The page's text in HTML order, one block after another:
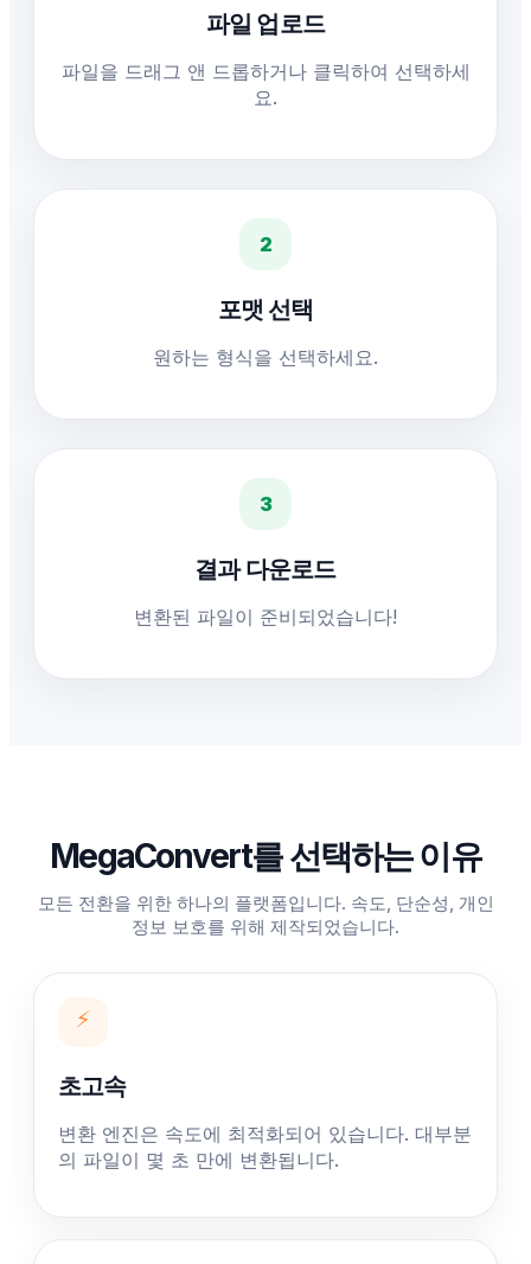
파일 업로드
파일을 드래그 앤 드롭하거나 클릭하여 선택하세
요.
2
포맷 선택
원하는 형식을 선택하세요.
3
결과 다운로드
변환된 파일이 준비되었습니다!
MegaConvert를 선택하는 이유
모든 전환을 위한 하나의 플랫폼입니다. 속도, 단순성, 개인
정보 보호를 위해 제작되었습니다.
⚡
초고속
변환 엔진은 속도에 최적화되어 있습니다. 대부분
의 파일이 몇 초 만에 변환됩니다.